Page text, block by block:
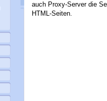
auch Proxy-Server die
HTML-Seiten.